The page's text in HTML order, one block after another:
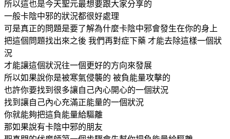
所以這也是今天聖元最想要跟大家分享的
一般卡陰中邪的狀況都很好處理
可是真正的問題是要了解為什麼卡陰中邪會發生在你的身上
把這個問題找出來之後 我們再對症下藥 才能去除這樣一個狀
況
才能讓這個狀況往一個更好的方向來發展
所以如果說你是被寒氣侵襲的 被負能量攻擊的
也許你要找到很多讓自己內心開心的一個狀況
找到讓自己內心充滿正能量的一個狀況
你就能夠把這負能量給驅離
那如果說有卡陰中邪的朋友